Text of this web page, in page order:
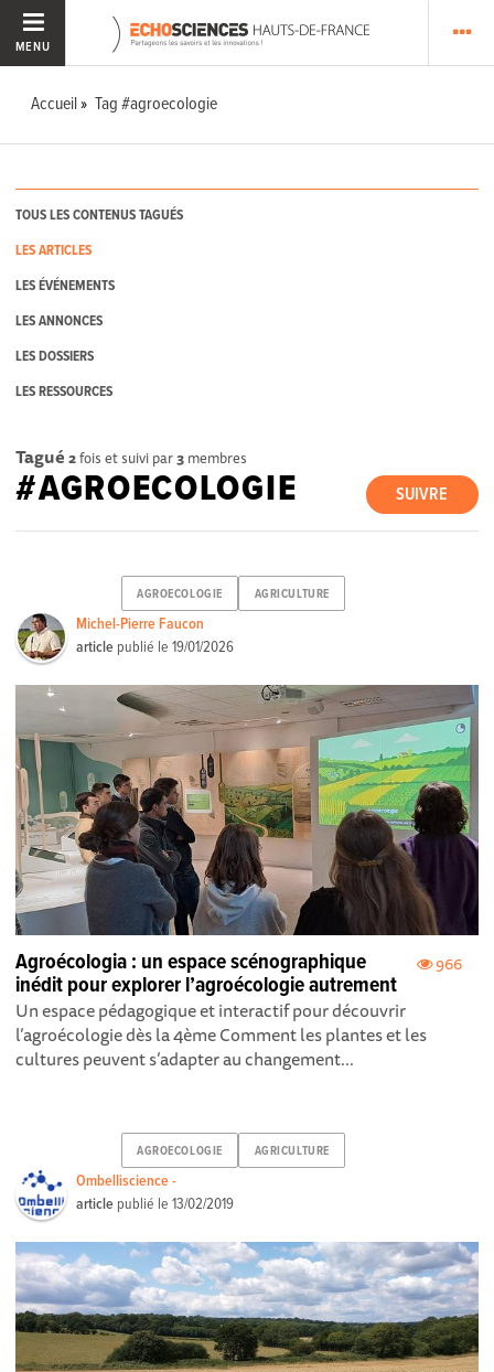
MENU
Accueil Tag #agroecologie
TOUS LES CONTENUS TAGUÉS
LES ARTICLES
LES ÉVÉNEMENTS
LES ANNONCES
LES DOSSIERS
LES RESSOURCES
Tagué 2fois et suivi par3 membres
SUIVRE
#AGROECOLOGIE
AGROECOLOGIE AGRICULTURE
Michel-Pierre Faucon
article publié le19/01/2026
966
Agroécologia : un espace scénographique
inédit pour explorer l’agroécologie autrement
Un espace pédagogique et interactif pour découvrir
l’agroécologie dès la 4ème Comment les plantes et les
cultures peuvent s’adapter au changement...
AGROECOLOGIE AGRICULTURE
Ombelliscience -
article publié le13/02/2019